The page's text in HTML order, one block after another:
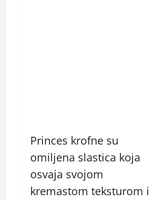
Princes krofne su
omiljena slastica koja
osvaja svojom
kremastom teksturom i